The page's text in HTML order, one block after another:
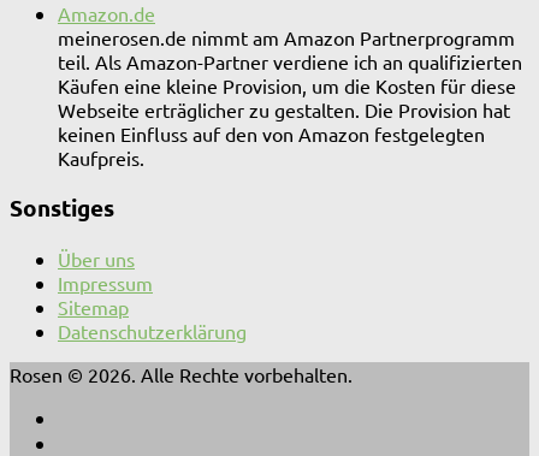
Amazon.de
meinerosen.de nimmt am Amazon Partnerprogramm
teil. Als Amazon-Partner verdiene ich an qualifizierten
Käufen eine kleine Provision, um die Kosten für diese
Webseite erträglicher zu gestalten. Die Provision hat
keinen Einfluss auf den von Amazon festgelegten
Kaufpreis.
Sonstiges
Über uns
Impressum
Sitemap
Datenschutzerklärung
Rosen © 2026. Alle Rechte vorbehalten.